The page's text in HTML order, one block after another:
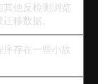
其他反检测浏览
移数据。
序存在一些小故